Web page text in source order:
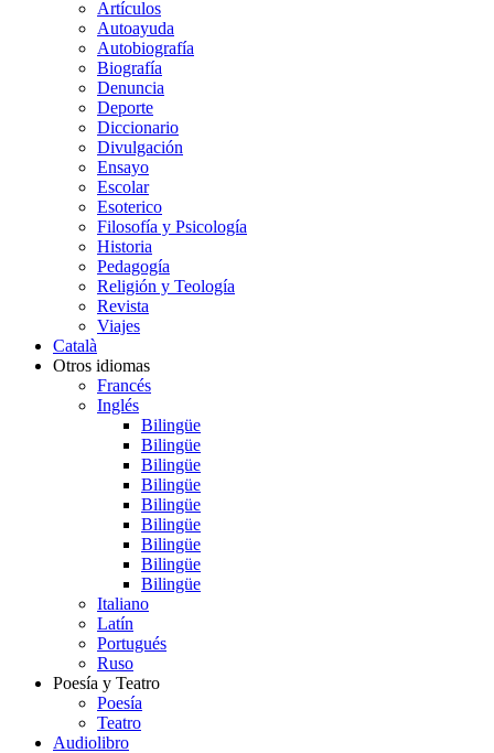
Artículos
Autoayuda
Autobiografía
Biografía
Denuncia
Deporte
Diccionario
Divulgación
Ensayo
Escolar
Esoterico
Filosofía y Psicología
Historia
Pedagogía
Religión y Teología
Revista
Viajes
Català
Otros idiomas
Francés
Inglés
Bilingüe
Bilingüe
Bilingüe
Bilingüe
Bilingüe
Bilingüe
Bilingüe
Bilingüe
Bilingüe
Italiano
Latín
Portugués
Ruso
Poesía y Teatro
Poesía
Teatro
Audiolibro